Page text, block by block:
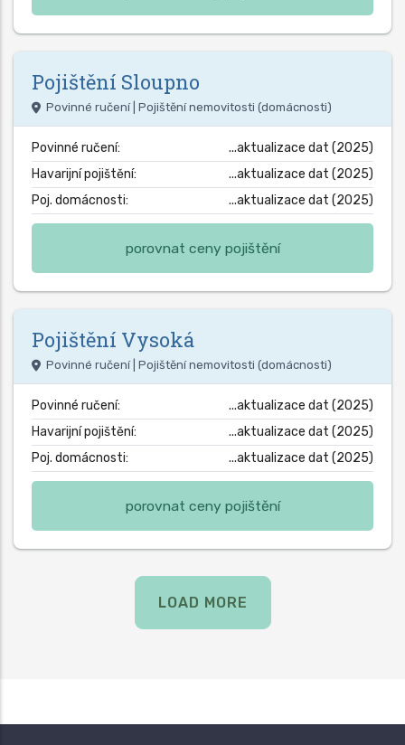
Pojištění Sloupno
Povinné ručení | Pojištění nemovitosti (domácnosti)
Povinné ručení:
...aktualizace dat (2025)
Havarijní pojištění:
...aktualizace dat (2025)
Poj. domácnosti:
...aktualizace dat (2025)
porovnat ceny pojištění
Pojištění Vysoká
Povinné ručení | Pojištění nemovitosti (domácnosti)
Povinné ručení:
...aktualizace dat (2025)
Havarijní pojištění:
...aktualizace dat (2025)
Poj. domácnosti:
...aktualizace dat (2025)
porovnat ceny pojištění
LOAD MORE